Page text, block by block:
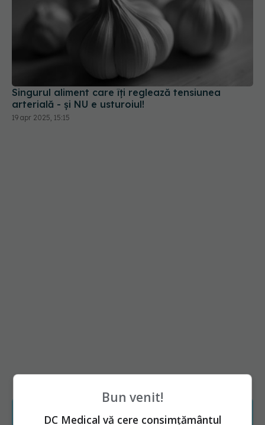
Singurul aliment care îți reglează tensiunea
arterială - și NU e usturoiul!
19 apr 2025, 15:15
Bun venit!
DC Medical vă cere consimțământul